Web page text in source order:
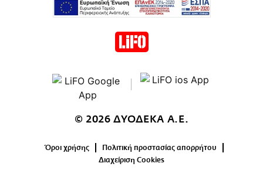
© 2026 ΔΥΟΔΕΚΑ Α.Ε.
Όροι χρήσης
Πολιτική προστασίας απορρήτου
Διαχείριση Cookies